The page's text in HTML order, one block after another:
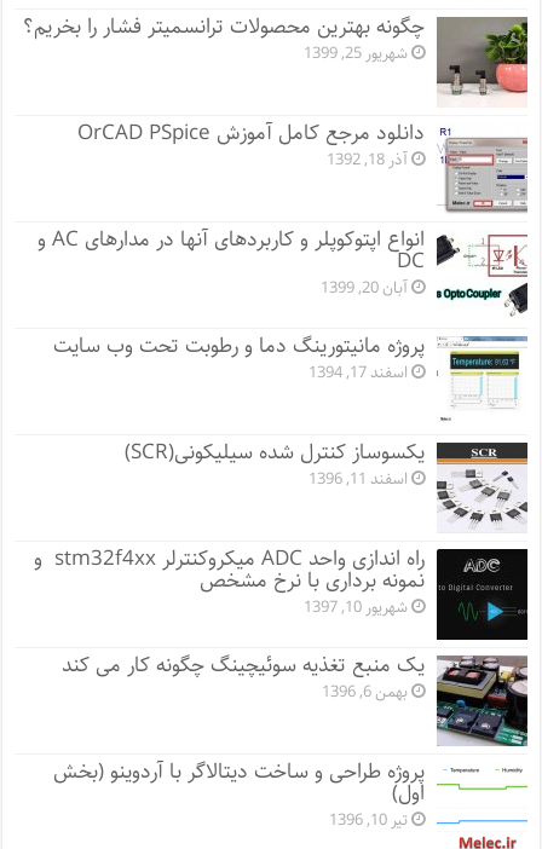
چگونه بهترین محصولات ترانسمیتر فشار را بخریم؟
شهریور 25, 1399
دانلود مرجع کامل آموزش OrCAD PSpice
آذر 18, 1392
انواع اپتوکوپلر و کاربردهای آنها در مدارهای AC و
DC
آبان 20, 1399
پروژه مانيتورينگ دما و رطوبت تحت وب سایت
اسفند 17, 1394
یکسوساز کنترل شده سیلیکونی(SCR)
اسفند 11, 1396
راه اندازی واحد ADC میکروکنترلر stm32f4xx و
نمونه برداری با نرخ مشخص
شهریور 10, 1397
یک منبع تغذیه سوئیچینگ چگونه کار می کند
بهمن 6, 1396
پروژه طراحی و ساخت دیتالاگر با آردوینو (بخش
اول)
تیر 10, 1396